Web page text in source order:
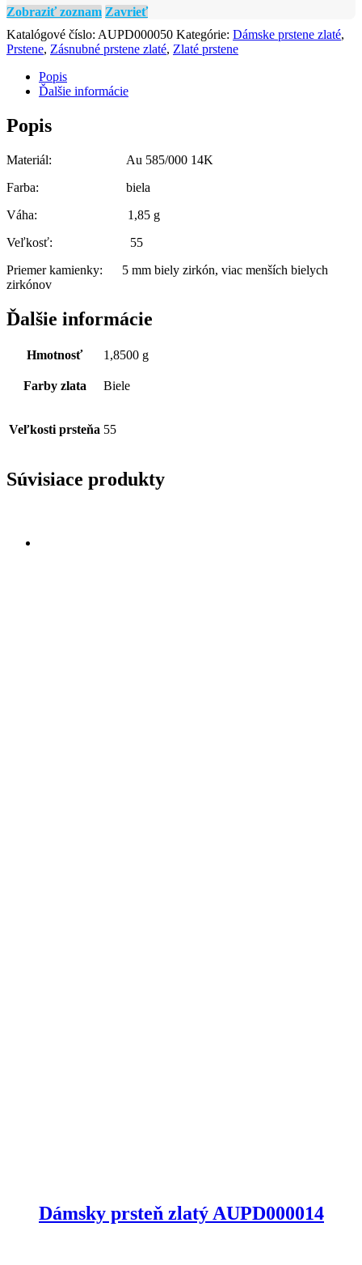
Zobraziť zoznam Zavrieť
Katalógové číslo: AUPD000050 Kategórie: Dámske prstene zlaté,
Prstene, Zásnubné prstene zlaté, Zlaté prstene
Popis
Ďalšie informácie
Popis
Materiál: Au 585/000 14K
Farba: biela
Váha: 1,85 g
Veľkosť: 55
Priemer kamienky: 5 mm biely zirkón, viac menších bielych
zirkónov
Ďalšie informácie
Hmotnosť 1,8500 g
Farby zlata Biele
Veľkosti prsteňa 55
Súvisiace produkty
Dámsky prsteň zlatý AUPD000014